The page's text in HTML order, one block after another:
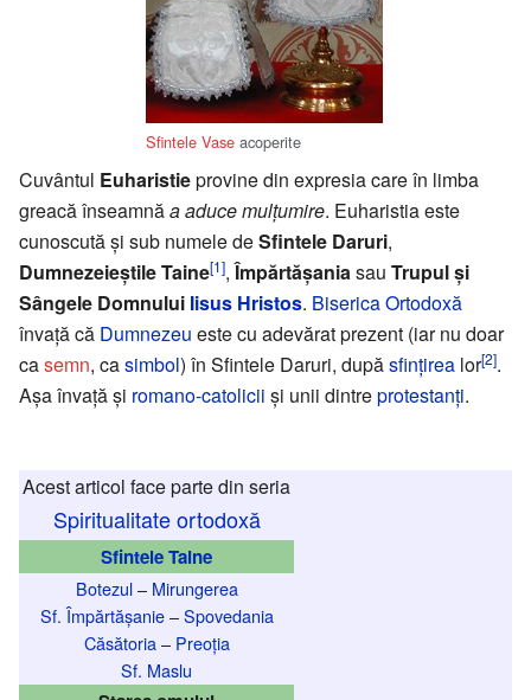
Sfintele Vase acoperite
Cuvântul Euharistieprovine din expresia care în limba
greacă înseamnăa aduce mulțumire. Euharistia este
cunoscută și sub numele deSfintele Daruri,
Dumnezeieștile Taine[1],Împărtășania sau Trupul și
Sângele Domnului Iisus Hristos. Biserica Ortodoxă
învață că Dumnezeu este cu adevărat prezent (iar nu doar
casemn, casimbol) în Sfintele Daruri, dupăsfințirea lor[2].
Așa învață și romano-catolicii și unii dintreprotestanți.
Acest articol face parte din seria
Spiritualitate ortodoxă
Sfintele Taine
Botezul– Mirungerea
Sf. Împărtășanie–Spovedania
Căsătoria– Preoția
Sf. Maslu